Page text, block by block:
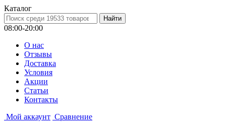
Каталог
08:00-20:00
О нас
Отзывы
Доставка
Условия
Aкции
Статьи
Контакты
Мой аккаунт Сравнение